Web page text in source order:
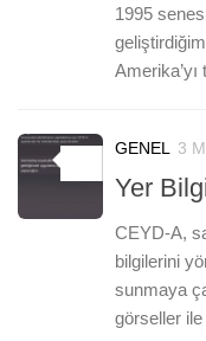
1995
Amerika’yı
GENEL 3
Yer
CEYD-A,
bilgilerini
sunmaya
görseller